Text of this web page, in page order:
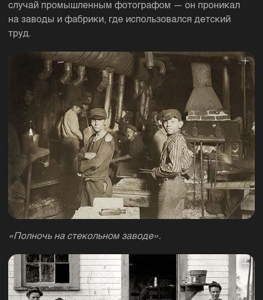
случай промышленным фотографом — он проникал
на заводы и фабрики, где использовался детский
труд.
«Полночь на стекольном заводе».